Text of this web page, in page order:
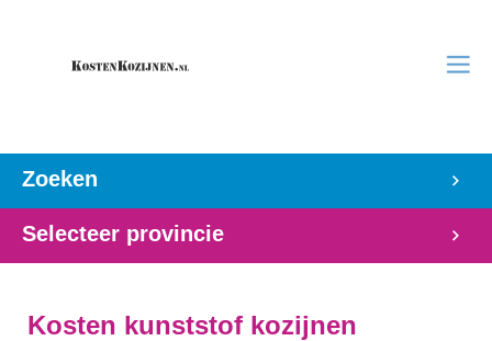
Zoeken
Selecteer provincie
Kosten kunststof kozijnen